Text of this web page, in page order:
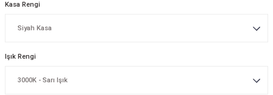
Kasa Rengi
Işık Rengi